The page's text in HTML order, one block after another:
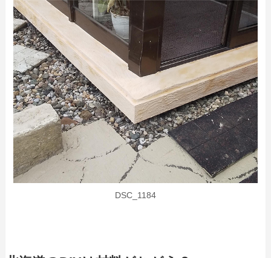
DSC_1184